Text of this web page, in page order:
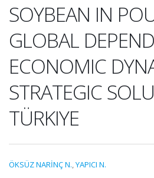
SOYBEAN IN
GLOBAL
ECONOMIC
STRATEGIC
TÜRKIYE
ÖKSÜZ NARİNÇ N.,YAPICI N.